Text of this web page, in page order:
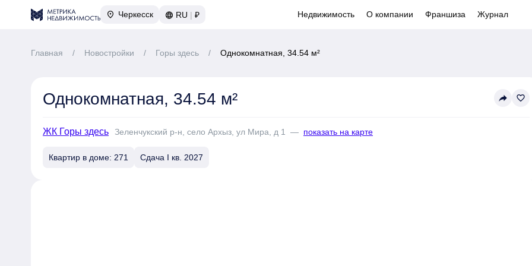
Черкесск RU | ₽ Недвижимость О компании Франшиза Журнал
Главная / Новостройки / Горы здесь / Однокомнатная, 34.54 м²
Однокомнатная, 34.54 м² reply favorite_border
ЖК Горы здесь Зеленчукский р-н, село Архыз, ул Мира, д 1 — показать на карте
Квартир в доме: 271 Сдача I кв. 2027